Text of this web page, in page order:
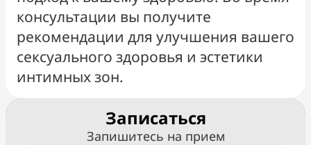
консультации вы получите
рекомендации для улучшения вашего
сексуального здоровья и эстетики
интимных зон.
Записаться
Запишитесь на прием